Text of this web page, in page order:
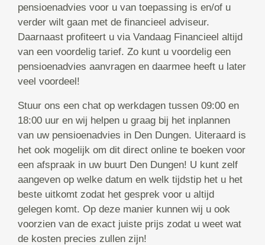
pensioenadvies voor u van toepassing is en/of u
verder wilt gaan met de financieel adviseur.
Daarnaast profiteert u via Vandaag Financieel altijd
van een voordelig tarief. Zo kunt u voordelig een
pensioenadvies aanvragen en daarmee heeft u later
veel voordeel!
Stuur ons een chat op werkdagen tussen 09:00 en
18:00 uur en wij helpen u graag bij het inplannen
van uw pensioenadvies in Den Dungen. Uiteraard is
het ook mogelijk om dit direct online te boeken voor
een afspraak in uw buurt Den Dungen! U kunt zelf
aangeven op welke datum en welk tijdstip het u het
beste uitkomt zodat het gesprek voor u altijd
gelegen komt. Op deze manier kunnen wij u ook
voorzien van de exact juiste prijs zodat u weet wat
de kosten precies zullen zijn!